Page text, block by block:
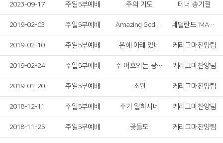
2023-09-17 주일5부예배 주의 기도 테너 송기철
2019-02-03 주일5부예배 Amazing God & The River 네덜란드 ‘MAP Band’
2019-02-10 주일5부예배 은혜 아래 있네 케리그마찬양팀
2019-02-24 주일5부예배 주 여호와는 광대하시도다 케리그마찬양팀
2019-01-20 주일5부예배 소원 케리그마찬양팀
2018-12-11 주일5부예배 주가 일하시네 케리그마찬양팀
2018-11-25 주일5부예배 꽃들도 케리그마찬양팀